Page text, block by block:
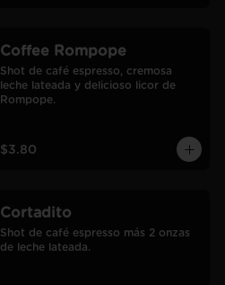
Coffee Rompope
Shot de café espresso, cremosa
leche lateada y delicioso licor de
Rompope.
$3.80
Cortadito
Shot de café espresso más 2 onzas
de leche lateada.